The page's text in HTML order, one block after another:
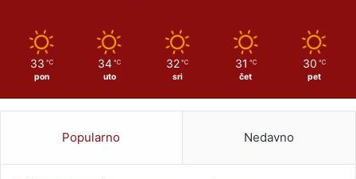
33 ℃
pon
34 ℃
uto
32 ℃
sri
31 ℃
čet
30 ℃
pet
Popularno Nedavno